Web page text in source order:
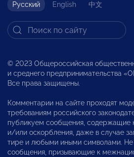
Русский English 中文
© 2023 Общероссийская
и среднего предпринимательства
Все права защищены.
Комментарии на сайте проходят
требованиям российского
публикуем сообщения, содержащие
и/или оскорбления, даже в случае
тире и любыми иными символами. Не
сообщения, призывающие к